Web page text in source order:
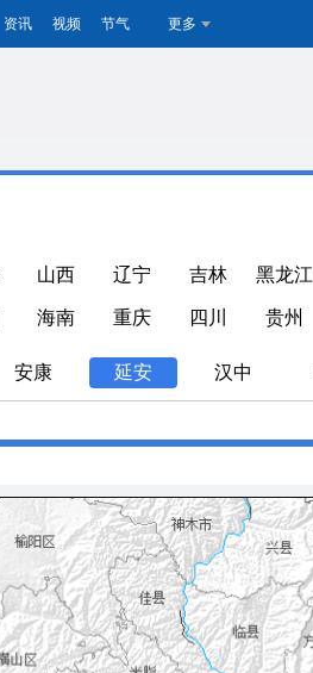
资讯 视频 节气 更多
山西 辽宁 吉林 黑龙江
海南 重庆 四川 贵州
安康 延安 汉中